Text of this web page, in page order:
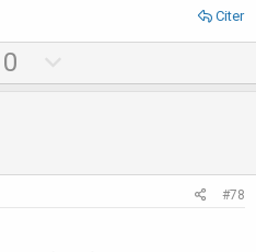
Citer
0
o
v
#78